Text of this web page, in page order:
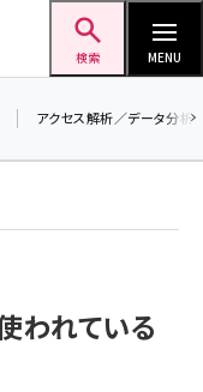
検索 MENU
アクセス解析／データ分析
われている